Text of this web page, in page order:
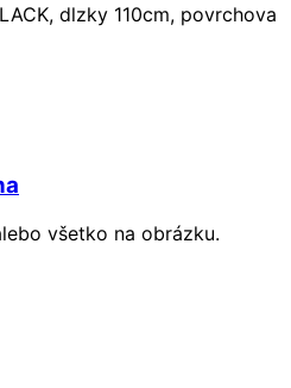
dlzky 110cm, povrchova
všetko na obrázku.